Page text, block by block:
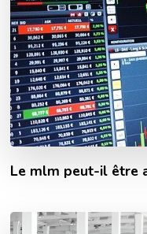
Le mlm peut-il être